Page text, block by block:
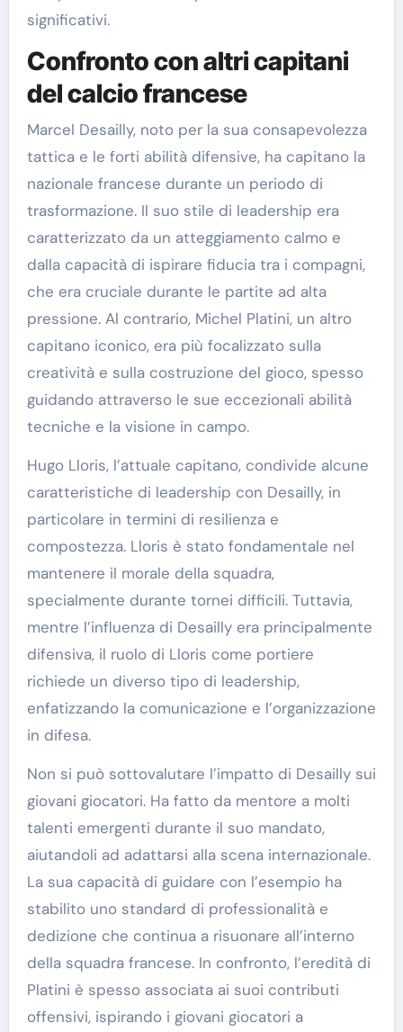
significativi.
Confronto con altri capitani
del calcio francese
Marcel Desailly, noto per la sua consapevolezza
tattica e le forti abilità difensive, ha capitano la
nazionale francese durante un periodo di
trasformazione. Il suo stile di leadership era
caratterizzato da un atteggiamento calmo e
dalla capacità di ispirare fiducia tra i compagni,
che era cruciale durante le partite ad alta
pressione. Al contrario, Michel Platini, un altro
capitano iconico, era più focalizzato sulla
creatività e sulla costruzione del gioco, spesso
guidando attraverso le sue eccezionali abilità
tecniche e la visione in campo.
Hugo Lloris, l’attuale capitano, condivide alcune
caratteristiche di leadership con Desailly, in
particolare in termini di resilienza e
compostezza. Lloris è stato fondamentale nel
mantenere il morale della squadra,
specialmente durante tornei difficili. Tuttavia,
mentre l’influenza di Desailly era principalmente
difensiva, il ruolo di Lloris come portiere
richiede un diverso tipo di leadership,
enfatizzando la comunicazione e l’organizzazione
in difesa.
Non si può sottovalutare l’impatto di Desailly sui
giovani giocatori. Ha fatto da mentore a molti
talenti emergenti durante il suo mandato,
aiutandoli ad adattarsi alla scena internazionale.
La sua capacità di guidare con l’esempio ha
stabilito uno standard di professionalità e
dedizione che continua a risuonare all’interno
della squadra francese. In confronto, l’eredità di
Platini è spesso associata ai suoi contributi
offensivi, ispirando i giovani giocatori a